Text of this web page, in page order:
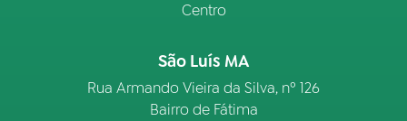
Centro
São Luís MA
Rua Armando Vieira da Silva, nº 126
Bairro de Fátima